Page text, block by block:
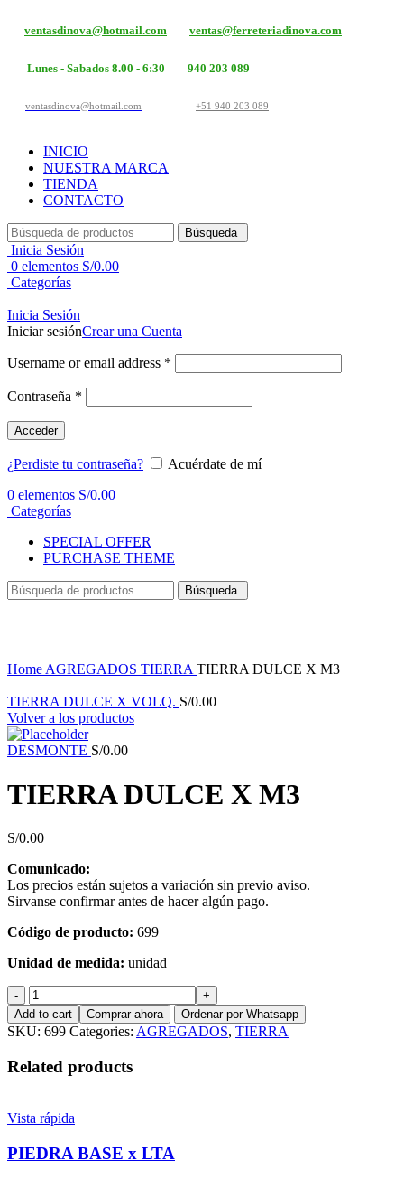
ventasdinova@hotmail.com ventas@ferreteriadinova.com
Lunes - Sabados 8.00 - 6:30 940 203 089
ventasdinova@hotmail.com +51 940 203 089
INICIO
NUESTRA MARCA
TIENDA
CONTACTO
Búsqueda
Inicia Sesión
0 elementos S/0.00
Categorías
Inicia Sesión
Iniciar sesiónCrear una Cuenta
Username or email address *
Contraseña *
Acceder
¿Perdiste tu contraseña?
Acuérdate de mí
0 elementos S/0.00
Categorías
SPECIAL OFFER
PURCHASE THEME
Búsqueda
Home AGREGADOS TIERRA TIERRA DULCE X M3
TIERRA DULCE X VOLQ. S/0.00
Volver a los productos
DESMONTE S/0.00
TIERRA DULCE X M3
S/0.00
Comunicado:
Los precios están sujetos a variación sin previo aviso.
Sirvanse confirmar antes de hacer algún pago.
Código de producto: 699
Unidad de medida: unidad
TIERRA
DULCE
X
M3
quantity
Add to cart Comprar ahora Ordenar por Whatsapp
SKU: 699 Categories: AGREGADOS, TIERRA
Related products
Vista rápida
PIEDRA BASE x LTA